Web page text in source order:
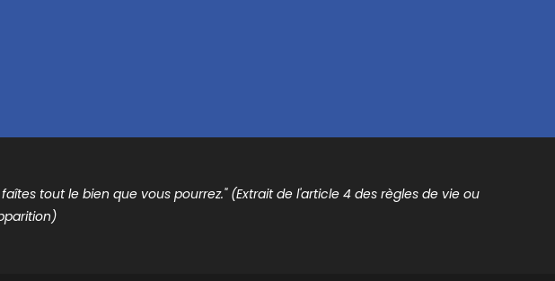
tout le bien que vous pourrez." (Extrait de l'article 4 des règles de vie ou